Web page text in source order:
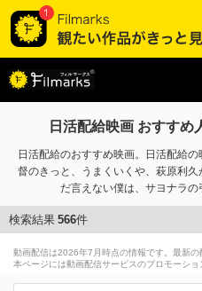
日活配給映画 おすすめ
日活配給のおすすめ映画。日活配給
督のきっと、うまくいくや、萩原利
だ言えない僕は、サヨナラの
検索結果 566件
動画配信は2026年7月時点の情報です。最新の
本ページには動画配信サービスのプロモーショ